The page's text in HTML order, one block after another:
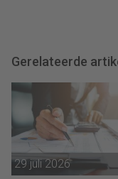
Gerelateerde
29 juli 2026